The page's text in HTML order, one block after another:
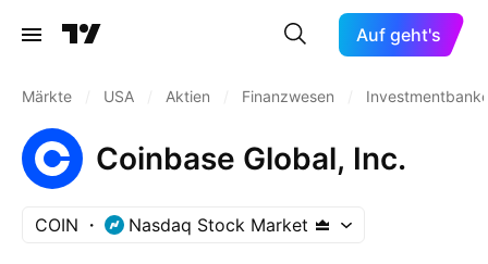
Auf geht's
Märkte USA Aktien Finanzwesen
Coinbase Global, Inc.
COIN Nasdaq Stock Market